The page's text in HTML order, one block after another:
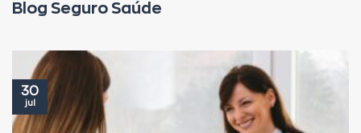
Blog Seguro Saúde
30
jul